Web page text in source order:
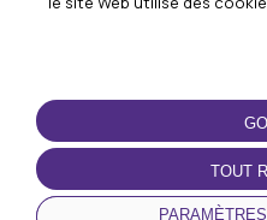
TOUT
TERMS-OF-USE
Termes et conditions
Politique de confidentialité
Politique relative aux
cookies